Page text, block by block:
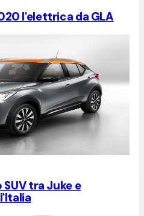
l'elettrica da GLA
tra Juke e